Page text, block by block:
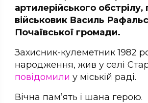
артилерійського
військовик Василь
Почаївської громади.
Захисник-кулеметник 1982
народження, жив у селі
повідомили у міській раді.
Вічна пам’ять і шана герою.